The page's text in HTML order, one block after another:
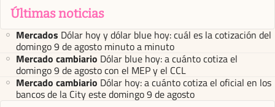
Últimas noticias
Mercados Dólar hoy y dólar blue hoy: cuál es la cotización del
domingo 9 de agosto minuto a minuto
Mercado cambiario Dólar blue hoy: a cuánto cotiza el
domingo 9 de agosto con el MEP y el CCL
Mercado cambiario Dólar hoy: a cuánto cotiza el oficial en los
bancos de la City este domingo 9 de agosto